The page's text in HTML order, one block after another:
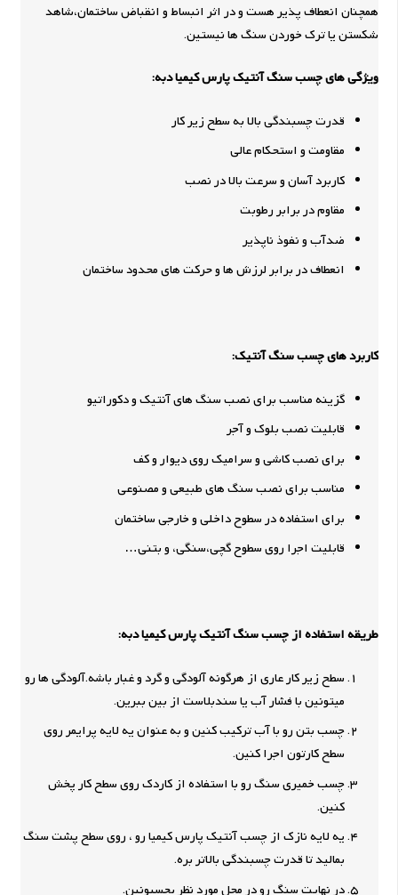
همچنان انعطاف پذیر هست و در اثر انبساط و انقباض ساختمان،شاهد
شکستن یا ترک خوردن سنگ ها نیستین.
ویژگی های چسب سنگ آنتیک پارس کیمیا دبه:
قدرت چسبندگی بالا به سطح زیر کار
مقاومت و استحکام عالی
کاربرد آسان و سرعت بالا در نصب
مقاوم در برابر رطوبت
ضدآب و نفوذ ناپذیر
انعطاف در برابر لرزش ها و حرکت های محدود ساختمان
کاربرد های چسب سنگ آنتیک:
گزینه مناسب برای نصب سنگ های آنتیک و دکوراتیو
قابلیت نصب بلوک و آجر
برای نصب کاشی و سرامیک روی دیوار و کف
مناسب برای نصب سنگ های طبیعی و مصنوعی
برای استفاده در سطوح داخلی و خارجی ساختمان
قابلیت اجرا روی سطوح گچی،سنگی، و بتنی…
طریقه استفاده از چسب سنگ آنتیک پارس کیمیا دبه:
سطح زیر کار عاری از هرگونه آلودگی و گرد و غبار باشه.آلودگی ها رو
میتونین با فشار آب یا سندبلاست از بین ببرین.
چسب بتن رو با آب ترکیب کنین و به عنوان یه لایه پرایمر روی
سطح کارتون اجرا کنین.
چسب خمیری سنگ رو با استفاده از کاردک روی سطح کار پخش
کنین.
یه لایه نازک از چسب آنتیک پارس کیمیا رو ، روی سطح پشت سنگ
بمالید تا قدرت چسبندگی بالاتر بره.
در نهایت سنگ رو در محل مورد نظر بچسبونین.